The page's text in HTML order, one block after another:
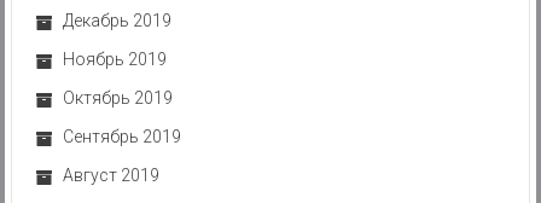
Декабрь 2019
Ноябрь 2019
Октябрь 2019
Сентябрь 2019
Август 2019